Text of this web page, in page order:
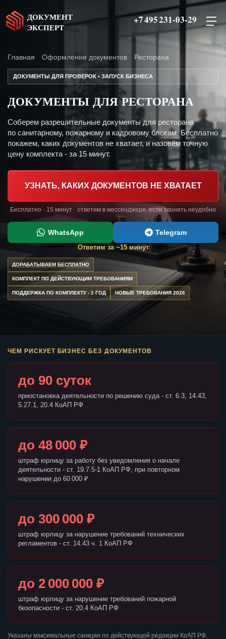
ДОКУМЕНТ
ЭКСПЕРТ
+7 495 231-03-29
Главная Оформление документов Ресторана
ДОКУМЕНТЫ ДЛЯ ПРОВЕРОК • ЗАПУСК БИЗНЕСА
ДОКУМЕНТЫ ДЛЯ РЕСТОРАНА
Соберем разрешительные документы для ресторана
по санитарному, пожарному и кадровому блокам. Бесплатно
покажем, каких документов не хватает, и назовём точную
цену комплекта - за 15 минут.
УЗНАТЬ, КАКИХ ДОКУМЕНТОВ НЕ ХВАТАЕТ
Бесплатно · 15 минут · ответим в мессенджере, если звонить неудобно
WhatsApp Telegram
Ответим за ~15 минут
ДОРАБАТЫВАЕМ БЕСПЛАТНО
КОМПЛЕКТ ПО ДЕЙСТВУЮЩИМ ТРЕБОВАНИЯМ
ПОДДЕРЖКА ПО КОМПЛЕКТУ - 1 ГОД НОВЫЕ ТРЕБОВАНИЯ 2026
ЧЕМ РИСКУЕТ БИЗНЕС БЕЗ ДОКУМЕНТОВ
до 90 суток
приостановка деятельности по решению суда - ст. 6.3, 14.43,
5.27.1, 20.4 КоАП РФ
до 48 000 ₽
штраф юрлицу за работу без уведомления о начале
деятельности - ст. 19.7.5-1 КоАП РФ, при повторном
нарушении до 60 000 ₽
до 300 000 ₽
штраф юрлицу за нарушение требований технических
регламентов - ст. 14.43 ч. 1 КоАП РФ
до 2 000 000 ₽
штраф юрлицу за нарушение требований пожарной
безопасности - ст. 20.4 КоАП РФ
Указаны максимальные санкции по действующей редакции КоАП РФ.